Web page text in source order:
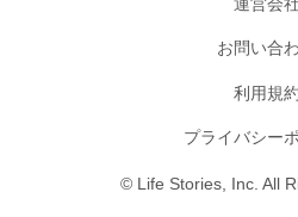
お問い合
利用規約
プライバシー
© Life Stories, Inc. All